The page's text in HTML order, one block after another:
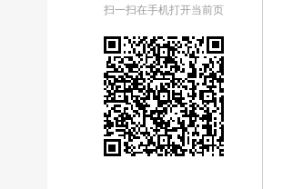
扫一扫在手机打开当前页